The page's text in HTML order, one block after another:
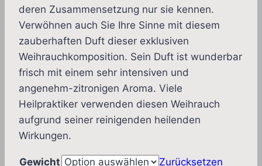
deren Zusammensetzung nur sie kennen.
Verwöhnen auch Sie Ihre Sinne mit diesem
zauberhaften Duft dieser exklusiven
Weihrauchkomposition. Sein Duft ist wunderbar
frisch mit einem sehr intensiven und
angenehm-zitronigen Aroma. Viele
Heilpraktiker verwenden diesen Weihrauch
aufgrund seiner reinigenden heilenden
Wirkungen.
Gewicht
Zurücksetzen